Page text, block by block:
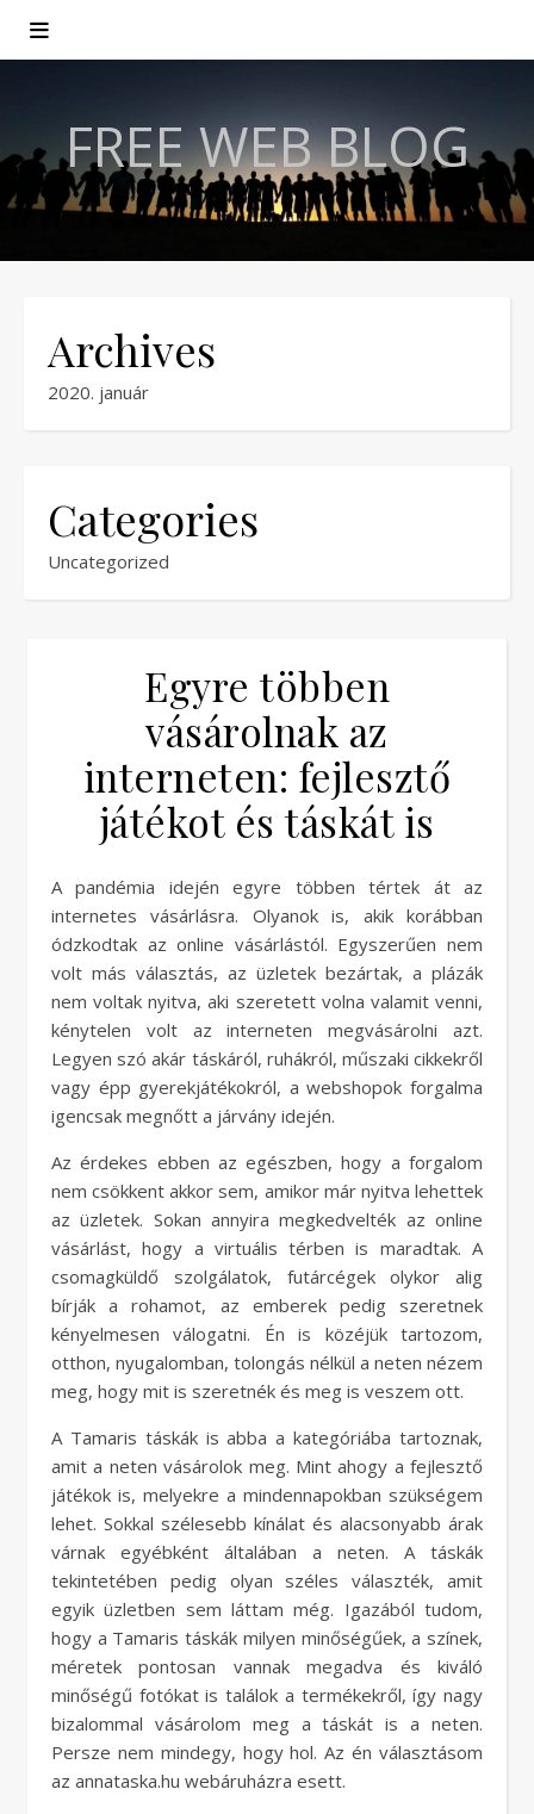
FREE WEB BLOG
Archives
2020. január
Categories
Uncategorized
Egyre többen
vásárolnak az
interneten: fejlesztő
játékot és táskát is
A pandémia idején egyre többen tértek át az
internetes vásárlásra. Olyanok is, akik korábban
ódzkodtak az online vásárlástól. Egyszerűen nem
volt más választás, az üzletek bezártak, a plázák
nem voltak nyitva, aki szeretett volna valamit venni,
kénytelen volt az interneten megvásárolni azt.
Legyen szó akár táskáról, ruhákról, műszaki cikkekről
vagy épp gyerekjátékokról, a webshopok forgalma
igencsak megnőtt a járvány idején.
Az érdekes ebben az egészben, hogy a forgalom
nem csökkent akkor sem, amikor már nyitva lehettek
az üzletek. Sokan annyira megkedvelték az online
vásárlást, hogy a virtuális térben is maradtak. A
csomagküldő szolgálatok, futárcégek olykor alig
bírják a rohamot, az emberek pedig szeretnek
kényelmesen válogatni. Én is közéjük tartozom,
otthon, nyugalomban, tolongás nélkül a neten nézem
meg, hogy mit is szeretnék és meg is veszem ott.
A Tamaris táskák is abba a kategóriába tartoznak,
amit a neten vásárolok meg. Mint ahogy a fejlesztő
játékok is, melyekre a mindennapokban szükségem
lehet. Sokkal szélesebb kínálat és alacsonyabb árak
várnak egyébként általában a neten. A táskák
tekintetében pedig olyan széles választék, amit
egyik üzletben sem láttam még. Igazából tudom,
hogy a Tamaris táskák milyen minőségűek, a színek,
méretek pontosan vannak megadva és kiváló
minőségű fotókat is találok a termékekről, így nagy
bizalommal vásárolom meg a táskát is a neten.
Persze nem mindegy, hogy hol. Az én választásom
az annataska.hu webáruházra esett.